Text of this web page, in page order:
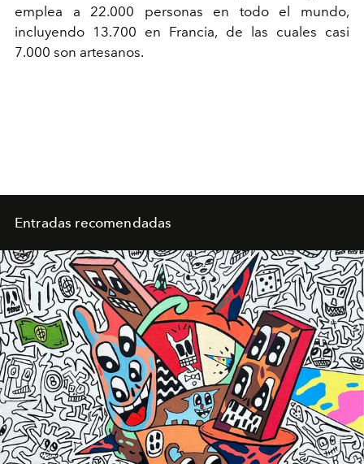
emplea a 22.000 personas en todo el mundo,
incluyendo 13.700 en Francia, de las cuales casi
7.000 son artesanos.
Entradas recomendadas